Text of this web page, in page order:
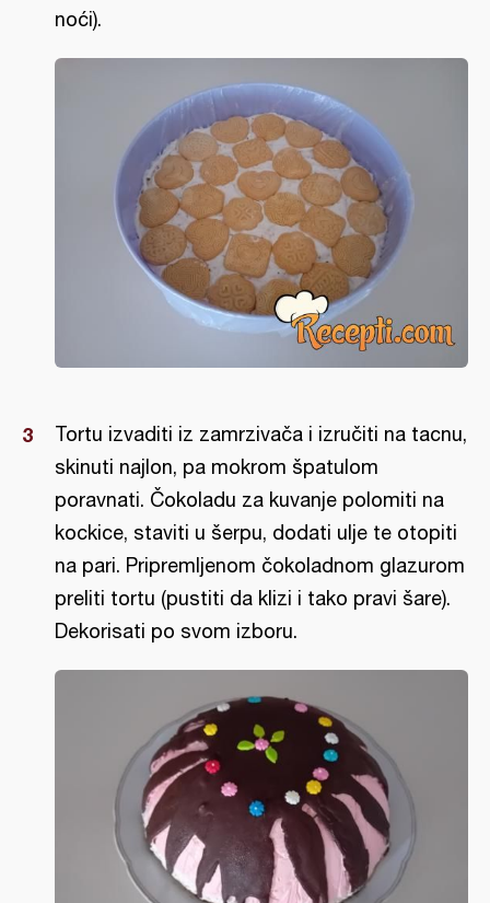
noći).
Tortu izvaditi iz zamrzivača i izručiti na tacnu,
skinuti najlon, pa mokrom špatulom
poravnati. Čokoladu za kuvanje polomiti na
kockice, staviti u šerpu, dodati ulje te otopiti
na pari. Pripremljenom čokoladnom glazurom
preliti tortu (pustiti da klizi i tako pravi šare).
Dekorisati po svom izboru.